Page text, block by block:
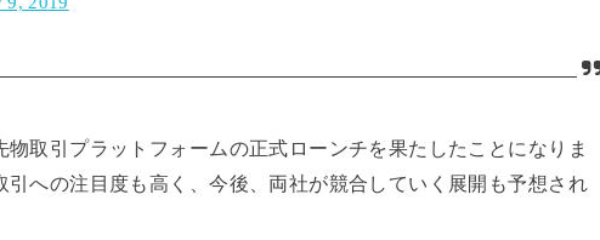
取引プラットフォームの正式ローンチを果たしたことになりま
への注目度も高く、今後、両社が競合していく展開も予想され